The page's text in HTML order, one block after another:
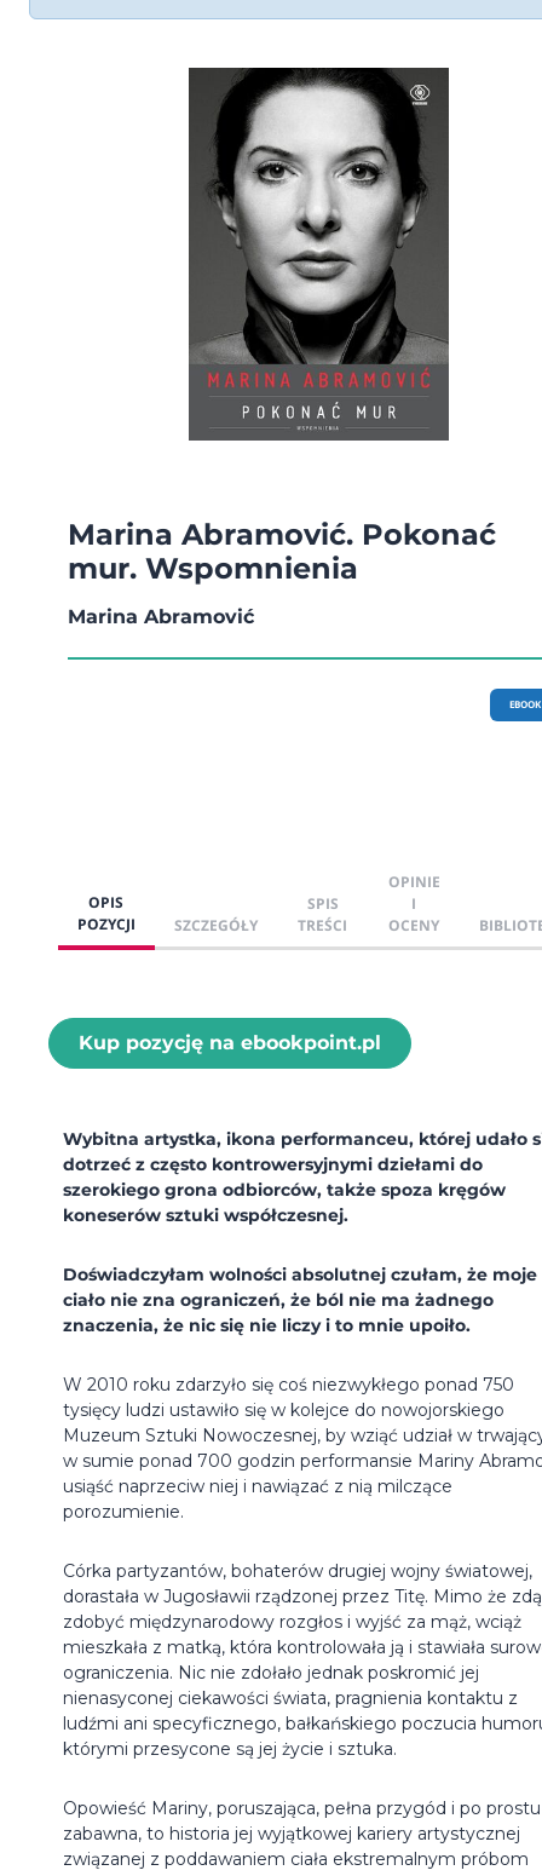
Marina Abramović. Pokonać
mur. Wspomnienia
Marina Abramović
EBOOK
OPIS
POZYCJI
SZCZEGÓŁY
SPIS
TREŚCI
OPINIE
I
OCENY
Kup pozycję na ebookpoint.pl
Wybitna artystka, ikona performanceu, której udało
dotrzeć z często kontrowersyjnymi dziełami do
szerokiego grona odbiorców, także spoza kręgów
koneserów sztuki współczesnej.
Doświadczyłam wolności absolutnej czułam, że moje
ciało nie zna ograniczeń, że ból nie ma żadnego
znaczenia, że nic się nie liczy i to mnie upoiło.
W 2010 roku zdarzyło się coś niezwykłego ponad 750
tysięcy ludzi ustawiło się w kolejce do nowojorskiego
Muzeum Sztuki Nowoczesnej, by wziąć udział w
w sumie ponad 700 godzin performansie Mariny
usiąść naprzeciw niej i nawiązać z nią milczące
porozumienie.
Córka partyzantów, bohaterów drugiej wojny światowej,
dorastała w Jugosławii rządzonej przez Titę. Mimo że
zdobyć międzynarodowy rozgłos i wyjść za mąż, wciąż
mieszkała z matką, która kontrolowała ją i stawiała
ograniczenia. Nic nie zdołało jednak poskromić jej
nienasyconej ciekawości świata, pragnienia kontaktu z
ludźmi ani specyficznego, bałkańskiego poczucia
którymi przesycone są jej życie i sztuka.
Opowieść Mariny, poruszająca, pełna przygód i po prostu
zabawna, to historia jej wyjątkowej kariery artystycznej
związanej z poddawaniem ciała ekstremalnym próbom